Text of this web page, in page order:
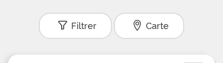
Filtrer Carte